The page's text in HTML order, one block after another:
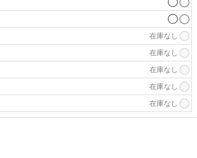
◯
在庫なし
在庫なし
在庫なし
在庫なし
在庫なし